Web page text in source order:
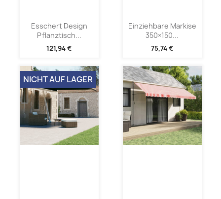
Esschert Design
Pflanztisch...
121,94 €
Einziehbare Markise
350×150...
75,74 €
NICHT AUF LAGER